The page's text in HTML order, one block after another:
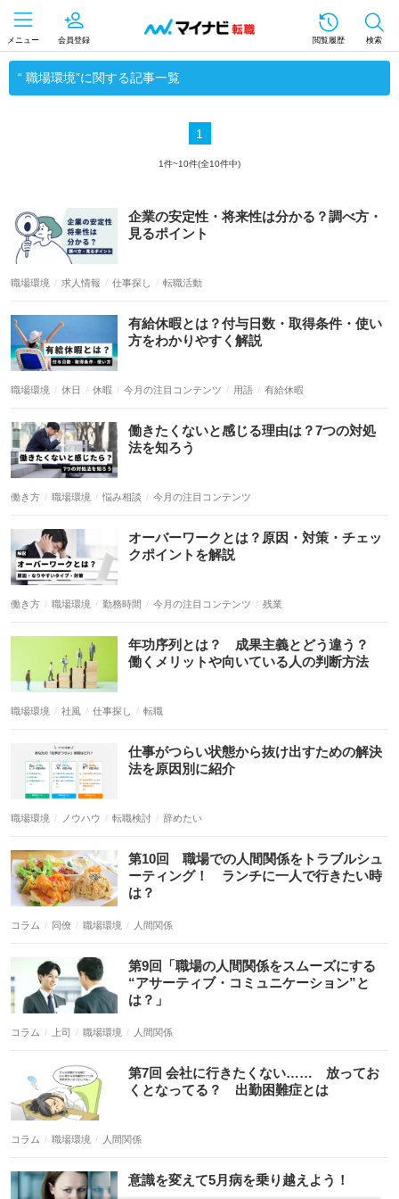
メニュー 会員登録 閲覧履歴 検索
“ 職場環境”に関する記事一覧
1
1件~10件(全10件中)
職場環境 求人情報 仕事探し 転職活動
職場環境 休日 休暇 今月の注目コンテンツ 用語 有給休暇
働き方 職場環境 悩み相談 今月の注目コンテンツ
働き方 職場環境 勤務時間 今月の注目コンテンツ 残業
職場環境 社風 仕事探し 転職
職場環境 ノウハウ 転職検討 辞めたい
コラム 同僚 職場環境 人間関係
コラム 上司 職場環境 人間関係
コラム 職場環境 人間関係